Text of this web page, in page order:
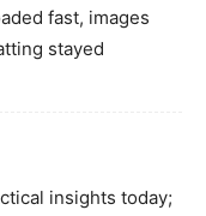
fast, images
stayed
insights today;